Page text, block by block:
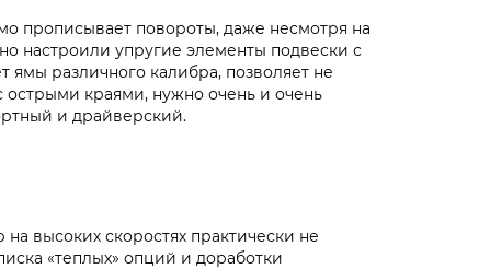
прописывает повороты, даже несмотря на
настроили упругие элементы подвески с
различного калибра, позволяет не
острыми краями, нужно очень и очень
и драйверский.
высоких скоростях практически не
«теплых» опций и доработки